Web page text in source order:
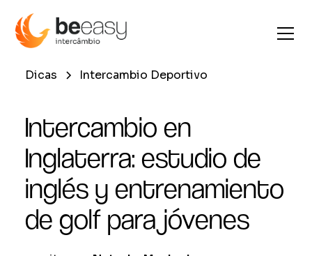
Dicas Intercambio Deportivo
Intercambio en
Inglaterra: estudio de
inglés y entrenamiento
de golf para jóvenes